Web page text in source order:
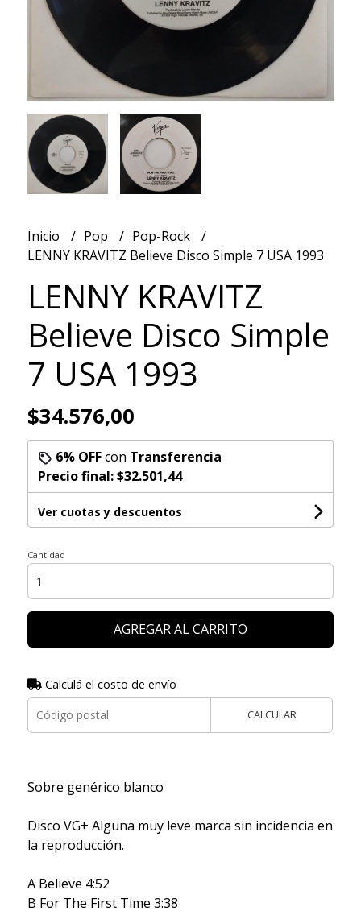
Inicio Pop
Pop-Rock
LENNY KRAVITZ Believe Disco Simple 7 USA 1993
LENNY KRAVITZ
Believe Disco Simple
7 USA 1993
$34.576,00
6% OFFcon Transferencia
Precio final:$32.501,44
Ver cuotas y descuentos
Cantidad
AGREGAR AL CARRITO
Calculá el costo de envío
CALCULAR
Sobre genérico blanco
Disco VG+ Alguna muy leve marca sin incidencia en
la reproducción.
A Believe 4:52
B For The First Time 3:38